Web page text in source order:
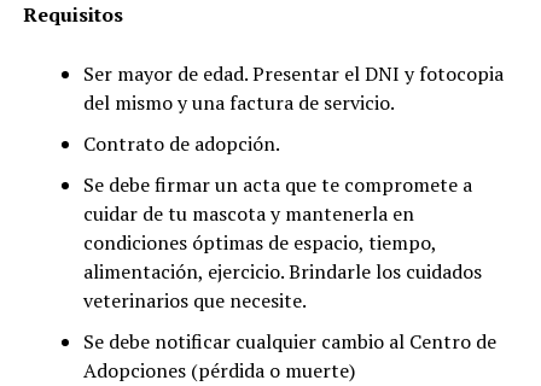
Requisitos
Ser mayor de edad. Presentar el DNI y fotocopia
del mismo y una factura de servicio.
Contrato de adopción.
Se debe firmar un acta que te compromete a
cuidar de tu mascota y mantenerla en
condiciones óptimas de espacio, tiempo,
alimentación, ejercicio. Brindarle los cuidados
veterinarios que necesite.
Se debe notificar cualquier cambio al Centro de
Adopciones (pérdida o muerte)